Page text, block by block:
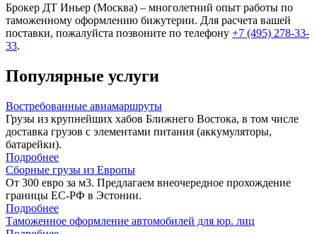
Брокер ДТ Иньер (Москва) – многолетний опыт работы по
таможенному оформлению бижутерии. Для расчета вашей
поставки, пожалуйста позвоните по телефону +7 (495) 278-33-
33.
Популярные услуги
Востребованные авиамаршруты
Грузы из крупнейших хабов Ближнего Востока, в том числе
доставка грузов с элементами питания (аккумуляторы,
батарейки).
Подробнее
Сборные грузы из Европы
От 300 евро за м3. Предлагаем внеочередное прохождение
границы ЕС-РФ в Эстонии.
Подробнее
Таможенное оформление автомобилей для юр. лиц